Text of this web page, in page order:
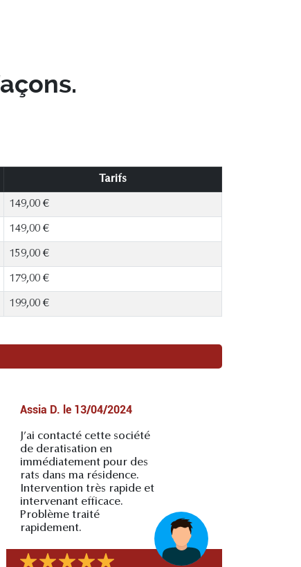
Tarifs
149,00 €
149,00 €
159,00 €
179,00 €
199,00 €
Assia D. le 13/04/2024
J’ai contacté cette société
de deratisation en
immédiatement pour des
rats dans ma résidence.
Intervention très rapide et
intervenant efficace.
Problème traité
rapidement.